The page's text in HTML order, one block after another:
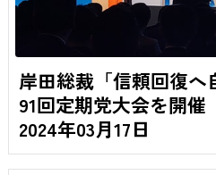
岸田総裁「信頼回復へ
91回定期党大会を開催
2024年03月17日